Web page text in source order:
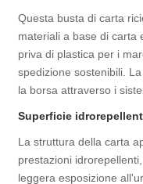
Questa busta di carta
materiali a base di carta
priva di plastica per i
spedizione sostenibili.
la borsa attraverso i
Superficie
La struttura della carta
prestazioni
leggera esposizione